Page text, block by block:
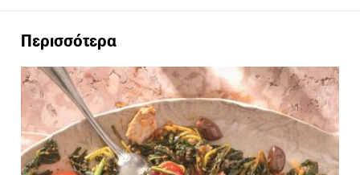
Περισσότερα